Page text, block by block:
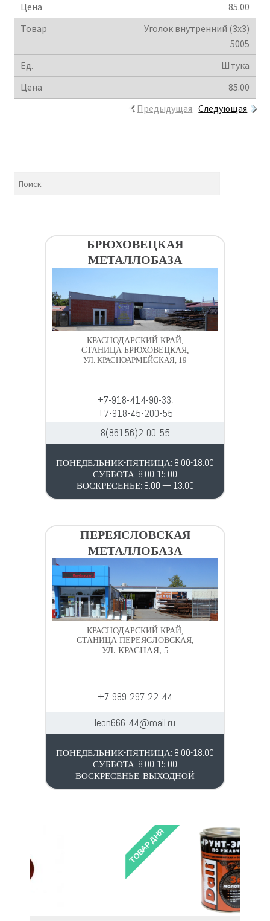
85.00
Уголок внутренний (3х3)
5005
Штука
85.00
Предыдущая Следующая
БРЮХОВЕЦКАЯ
МЕТАЛЛОБАЗА
КРАСНОДАРСКИЙ КРАЙ,
СТАНИЦА БРЮХОВЕЦКАЯ,
УЛ. КРАСНОАРМЕЙСКАЯ, 19
+7-918-414-90-33,
+7-918-45-200-55
8(86156)2-00-55
ПОНЕДЕЛЬНИК-ПЯТНИЦА: 8.00-18.00
СУББОТА: 8.00-15.00
ВОСКРЕСЕНЬЕ: 8.00 — 13.00
ПЕРЕЯСЛОВСКАЯ
МЕТАЛЛОБАЗА
КРАСНОДАРСКИЙ КРАЙ,
СТАНИЦА ПЕРЕЯСЛОВСКАЯ,
УЛ. КРАСНАЯ, 5
+7-989-297-22-44
leon666-44@mail.ru
ПОНЕДЕЛЬНИК-ПЯТНИЦА: 8.00-18.00
СУББОТА: 8.00-15.00
ВОСКРЕСЕНЬЕ: ВЫХОДНОЙ